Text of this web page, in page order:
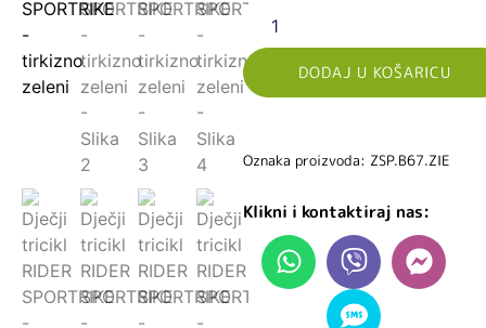
DODAJ U KOŠARICU
Oznaka proizvoda: ZSP.B67.ZIE
Klikni i kontaktiraj nas: